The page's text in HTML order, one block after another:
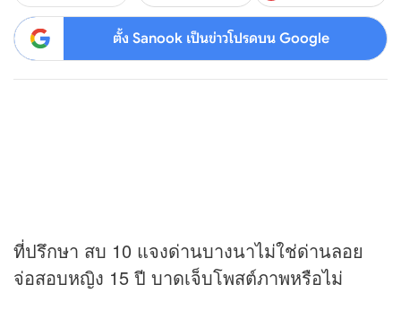
ตั้ง Sanook เป็นข่าวโปรดบน Google
ที่ปรึกษา สบ 10 แจงด่านบางนาไม่ใช่ด่านลอย
จ่อสอบหญิง 15 ปี บาดเจ็บโพสต์ภาพหรือไม่